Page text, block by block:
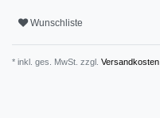
Wunschliste
* inkl. ges. MwSt. zzgl. Versandkosten